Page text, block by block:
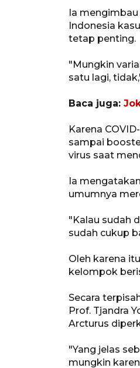
Ia
Indonesia
tetap penting.
"Mungkin
satu lagi,
Baca juga:
Karena
sampai
virus saat
Ia
umumnya
"Kalau sudah
sudah cukup
Oleh karena
kelompok
Secara
Prof. Tjandra
Arcturus
"Yang jelas
mungkin